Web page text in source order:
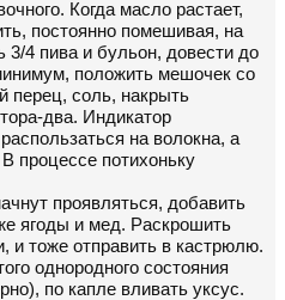
Когда масло растает,
постоянно помешивая, на
3/4 пива и бульон, довести до
положить мешочек со
перец, соль, накрыть
два. Индикатор
на волокна, а
процессе потихоньку
проявляться, добавить
ягоды и мед. Раскрошить
и тоже отправить в кастрюлю.
однородного состояния
по капле вливать уксус.